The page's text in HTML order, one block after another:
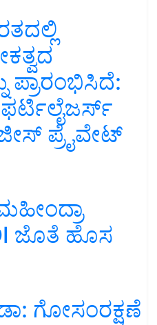
ಪ್ರೈವೇಟ್
ಜೊತೆ ಹೊಸ
ಗೋಸಂರಕ್ಷಣೆ